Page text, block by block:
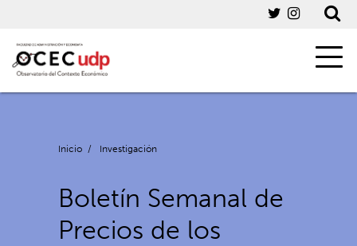
Inicio / Investigación
Boletín Semanal de
Precios de los